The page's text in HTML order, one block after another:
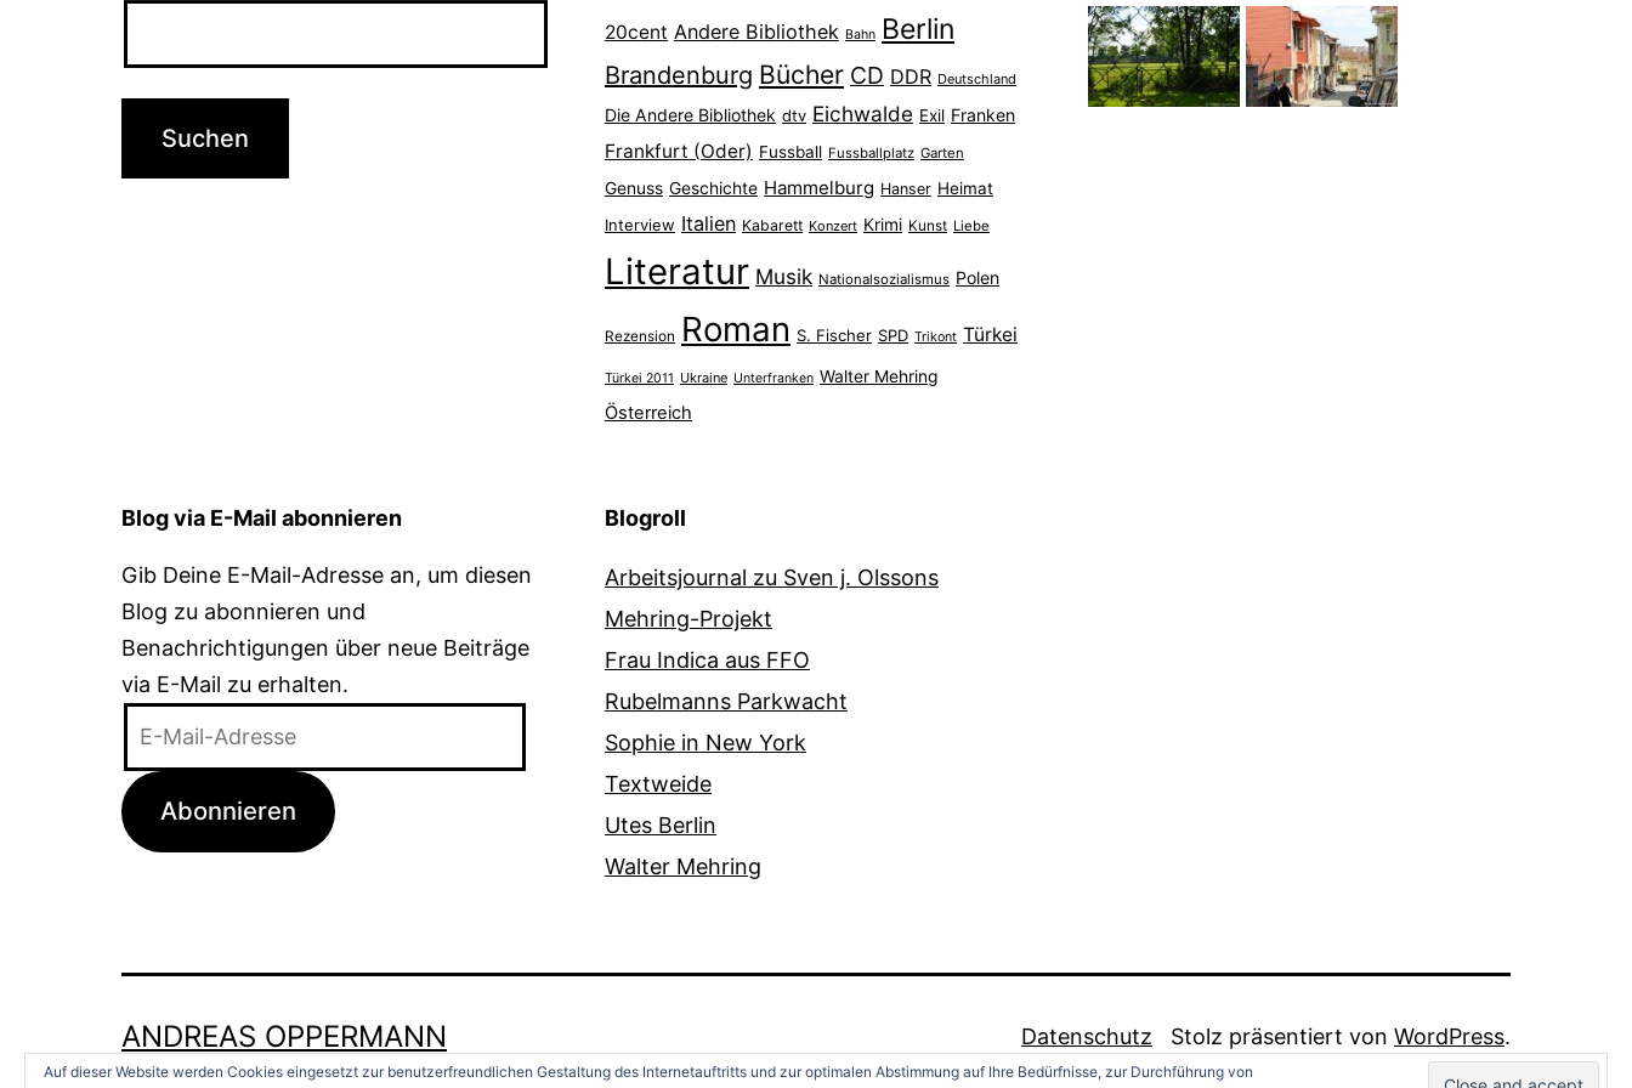
20cent Andere Bibliothek Bahn Berlin
Brandenburg Bücher CD DDR Deutschland
Die Andere Bibliothek dtv Eichwalde Exil Franken
Frankfurt (Oder) Fussball Fussballplatz Garten
Genuss Geschichte Hammelburg Hanser Heimat
Interview Italien Kabarett Konzert Krimi Kunst Liebe
Literatur Musik Nationalsozialismus Polen
Rezension Roman S. Fischer SPD Trikont Türkei
Türkei 2011 Ukraine Unterfranken Walter Mehring
Österreich
Blog via E-Mail abonnieren
Gib Deine E-Mail-Adresse an, um diesen
Blog zu abonnieren und
Benachrichtigungen über neue Beiträge
via E-Mail zu erhalten.
Adresse
Abonnieren
Blogroll
Arbeitsjournal zu Sven j. Olssons
Mehring-Projekt
Frau Indica aus FFO
Rubelmanns Parkwacht
Sophie in New York
Textweide
Utes Berlin
Walter Mehring
ANDREAS OPPERMANN Datenschutz Stolz präsentiert von WordPress.
Auf dieser Website werden Cookies eingesetzt zur benutzerfreundlichen Gestaltung des Internetauftritts und zur optimalen Abstimmung auf Ihre Bedürfnisse, zur Durchführung von